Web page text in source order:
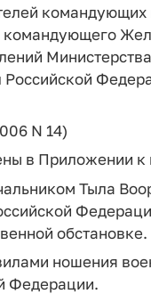
командующего
N 14)
в Приложении
Тыла
обстановке.
ношения
Федерации.